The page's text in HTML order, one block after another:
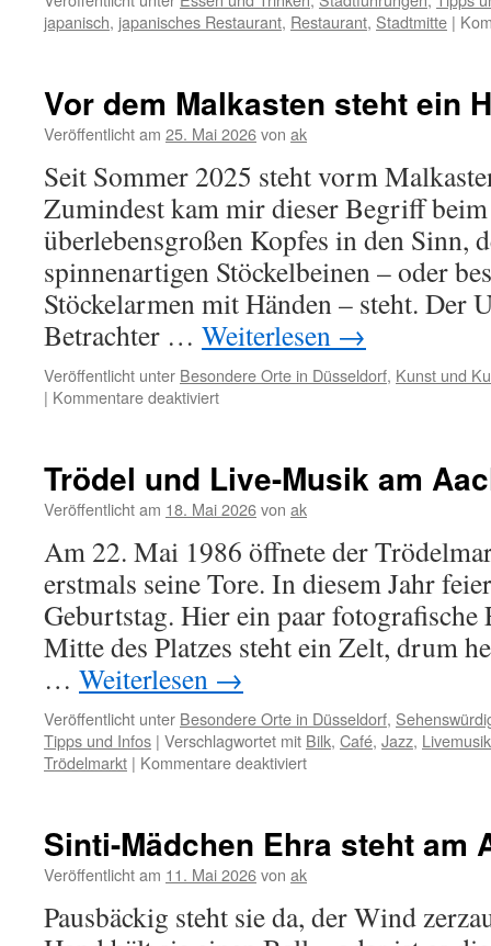
japanisch, japanisches Restaurant, Restaurant, Stadtmitte |
Vor dem Malkasten steht ein
Veröffentlicht am 25. Mai 2026von ak
Seit Sommer 2025 steht vorm
Zumindest kam mir dieser Begriff
überlebensgroßen Kopfes in den Sinn,
spinnenartigen Stöckelbeinen – oder
Stöckelarmen mit Händen – steht. Der
Betrachter … Weiterlesen →
Veröffentlicht unter Besondere Orte in Düsseldorf, Kunst und
| Kommentare deaktiviertfür
steht
ein
Trödel und Live-Musik am
Veröffentlicht am 18. Mai 2026von ak
Am 22. Mai 1986 öffnete der
erstmals seine Tore. In diesem Jahr
Geburtstag. Hier ein paar
Mitte des Platzes steht ein Zelt, drum
… Weiterlesen →
Veröffentlicht unter Besondere Orte in Düsseldorf,
Tipps und Infos | Verschlagwortet mit Bilk, Café, Jazz, Livemusik
Trödelmarkt | Kommentare deaktiviertfür
Musik
am
Platz
Sinti-Mädchen Ehra steht am
Veröffentlicht am 11. Mai 2026von ak
Pausbäckig steht sie da, der Wind